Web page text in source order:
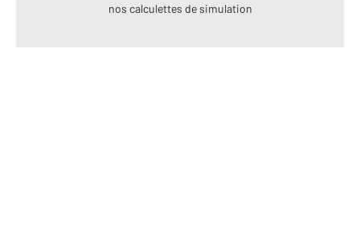
nos calculettes de simulation